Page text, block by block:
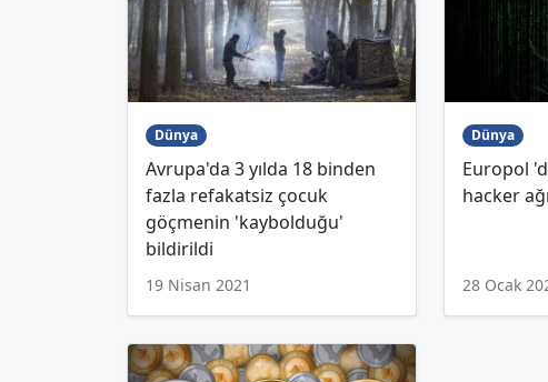
Dünya
Avrupa'da 3 yılda 18 binden
fazla refakatsiz çocuk
göçmenin 'kaybolduğu'
bildirildi
19 Nisan 2021
Dünya
Europol
hacker
28 Ocak